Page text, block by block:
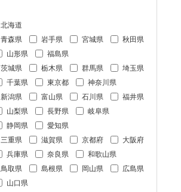
北海道
青森県 岩手県 宮城県
秋田県
山形県
福島県
茨城県 栃木県 群馬県
埼玉県
千葉県
東京都 神奈川県
新潟県 富山県 石川県
福井県
山梨県
長野県
岐阜県
静岡県
愛知県
三重県 滋賀県 京都府
大阪府
兵庫県
奈良県 和歌山県
鳥取県 島根県 岡山県
広島県
山口県